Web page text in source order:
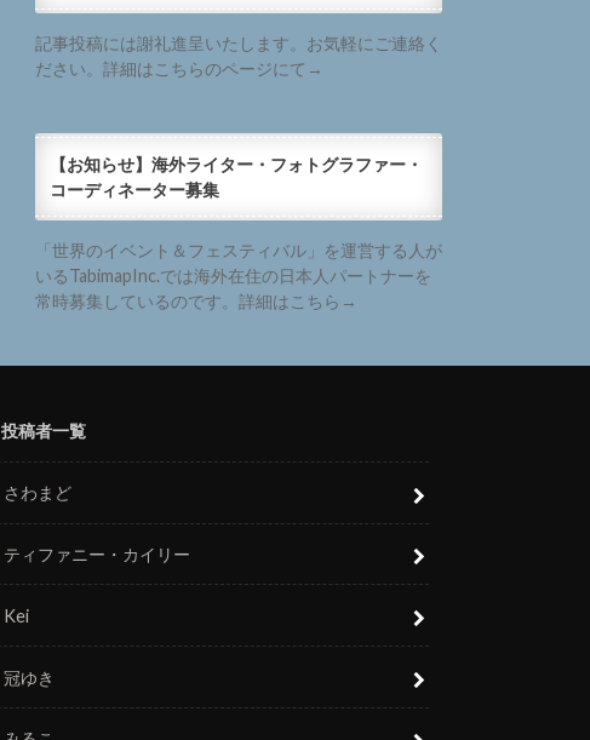
記事投稿には謝礼進呈いたします。お気軽にご連絡く
ださい。詳細はこちらのページにて→
【お知らせ】海外ライター・フォトグラファー・
コーディネーター募集
「世界のイベント＆フェスティバル」を運営する人が
いるTabimapInc.では海外在住の日本人パートナーを
常時募集しているのです。詳細はこちら→
投稿者一覧
さわまど
ティファニー・カイリー
Kei
冠ゆき